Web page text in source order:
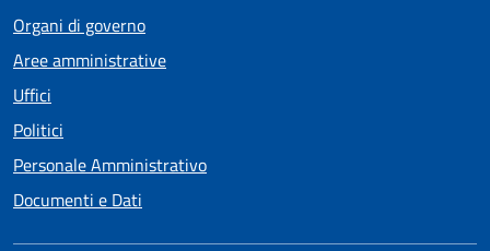
Organi di governo
Aree amministrative
Uffici
Politici
Personale Amministrativo
Documenti e Dati